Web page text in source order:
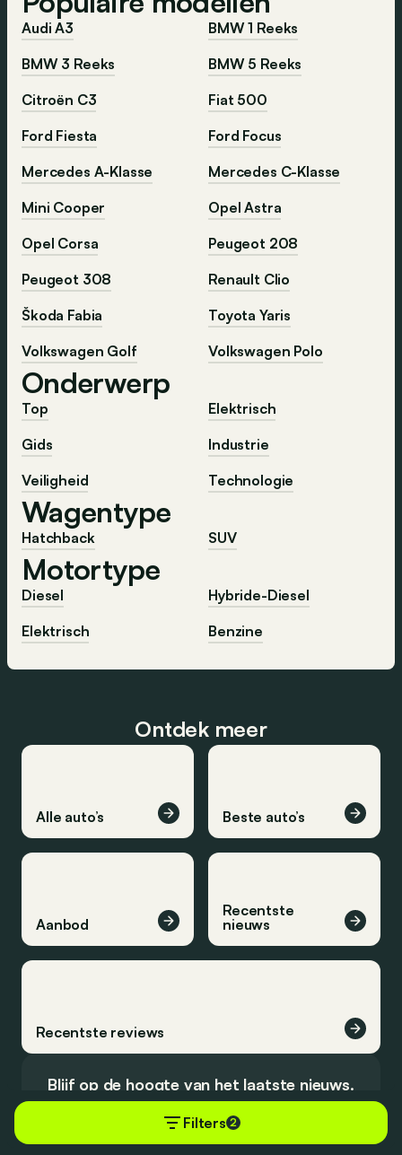
Filters 2
Audi A3
BMW 1 Reeks
BMW 3 Reeks
BMW 5 Reeks
Citroën C3
Fiat 500
Ford Fiesta
Ford Focus
Mercedes A-Klasse
Mercedes C-Klasse
Mini Cooper
Opel Astra
Opel Corsa
Peugeot 208
Peugeot 308
Renault Clio
Škoda Fabia
Toyota Yaris
Volkswagen Golf
Volkswagen Polo
Onderwerp
Top
Elektrisch
Gids
Industrie
Veiligheid
Technologie
Wagentype
Hatchback SUV
Motortype
Diesel
Hybride-Diesel
Elektrisch
Benzine
Ontdek meer
Alle auto’s Beste auto’s
Aanbod
Recentste
nieuws
Recentste reviews
Blijf op de hoogte van het laatste nieuws.